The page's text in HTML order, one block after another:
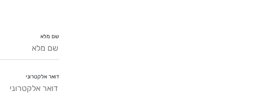
שם מלא
דואר אלקטרוני